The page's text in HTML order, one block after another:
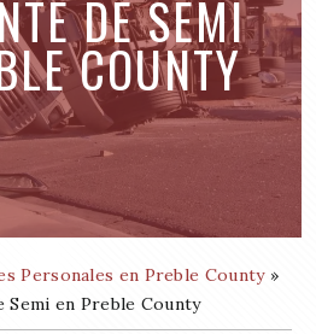
DE SEMI
COUNTY
Personales en Preble County »
Semi en Preble County